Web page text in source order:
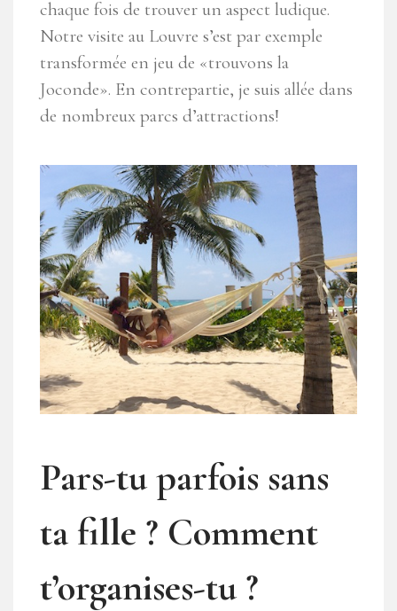
chaque fois de trouver un aspect ludique.
Notre visite au Louvre s’est par exemple
transformée en jeu de «trouvons la
Joconde». En contrepartie, je suis allée dans
de nombreux parcs d’attractions!
Pars-tu parfois sans
ta fille ? Comment
t’organises-tu ?